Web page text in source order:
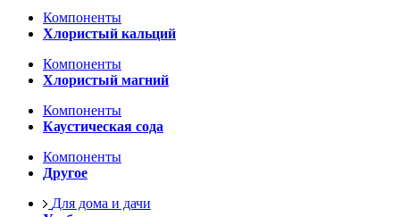
Компоненты
Хлористый кальций
Компоненты
Хлористый магний
Компоненты
Каустическая сода
Компоненты
Другое
Для дома и дачи